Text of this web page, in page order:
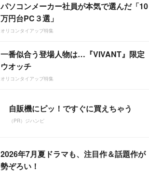
パソコンメーカー社員が本気で選んだ「10
万円台PC３選」
オリコンタイアップ特集
一番似合う登場人物は…『VIVANT』限定
ウオッチ
オリコンタイアップ特集
自販機にピッ！ですぐに買えちゃう
（PR）ジハンピ
2026年7月夏ドラマも、注目作＆話題作が
勢ぞろい！